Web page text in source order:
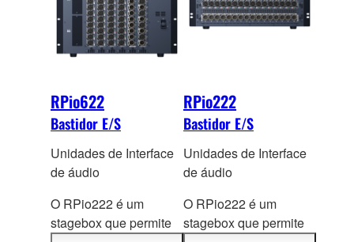
RPio622
Bastidor E/S
Unidades de Interface
de áudio
O RPio222 é um
stagebox que permite
RPio222
Bastidor E/S
Unidades de Interface
de áudio
O RPio222 é um
stagebox que permite